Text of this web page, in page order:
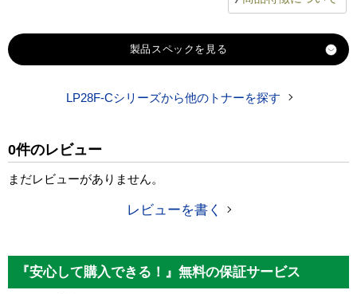
製品スペック
対応
LP28F
純正参考価格 35,650 円
カラー ブラック
LP28F-Cシリーズから他のトナーを探す
0件のレビュー
まだレビューがありません。
レビューを書く
『安心して購入できる！』無料の保証サービス